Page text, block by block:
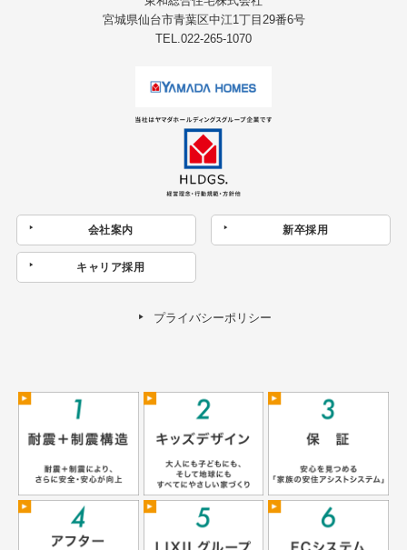
宮城県仙台市青葉区中江1丁目29番6号
TEL.022-265-1070
会社案内 新卒採用
キャリア採用
プライバシーポリシー